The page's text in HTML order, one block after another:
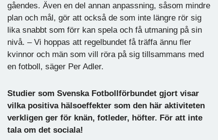
gåendes. Även en del annan anpassning, såsom mindre
plan och mål, gör att också de som inte längre rör sig
lika snabbt som förr kan spela och få utmaning på sin
nivå. – Vi hoppas att regelbundet få träffa ännu fler
kvinnor och män som vill röra på sig tillsammans med
en fotboll, säger Per Adler.
Studier som Svenska Fotbollförbundet gjort visar
vilka positiva hälsoeffekter som den här aktiviteten
verkligen ger för knän, fotleder, höfter. För att inte
tala om det sociala!